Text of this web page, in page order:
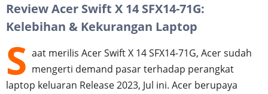
Review Acer Swift X 14 SFX14-71G:
Kelebihan & Kekurangan Laptop
S aat merilis Acer Swift X 14 SFX14-71G, Acer sudah
mengerti demand pasar terhadap perangkat
laptop keluaran Release 2023, Jul ini. Acer berupaya